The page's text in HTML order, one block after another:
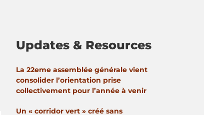
Updates & Resources
La 22eme assemblée générale vient
consolider l’orientation prise
collectivement pour l’année à venir
Un « corridor vert » créé sans